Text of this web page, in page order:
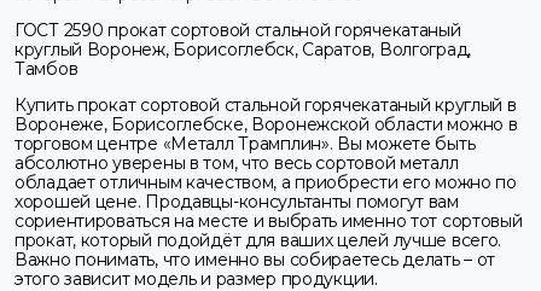
ГОСТ 2590 прокат сортовой стальной горячекатаный
круглый Воронеж, Борисоглебск, Саратов, Волгоград,
Тамбов
Купить прокат сортовой стальной горячекатаный круглый в
Воронеже, Борисоглебске, Воронежской области можно в
торговом центре «Металл Трамплин». Вы можете быть
абсолютно уверены в том, что весь сортовой металл
обладает отличным качеством, а приобрести его можно по
хорошей цене. Продавцы-консультанты помогут вам
сориентироваться на месте и выбрать именно тот сортовый
прокат, который подойдёт для ваших целей лучше всего.
Важно понимать, что именно вы собираетесь делать – от
этого зависит модель и размер продукции.